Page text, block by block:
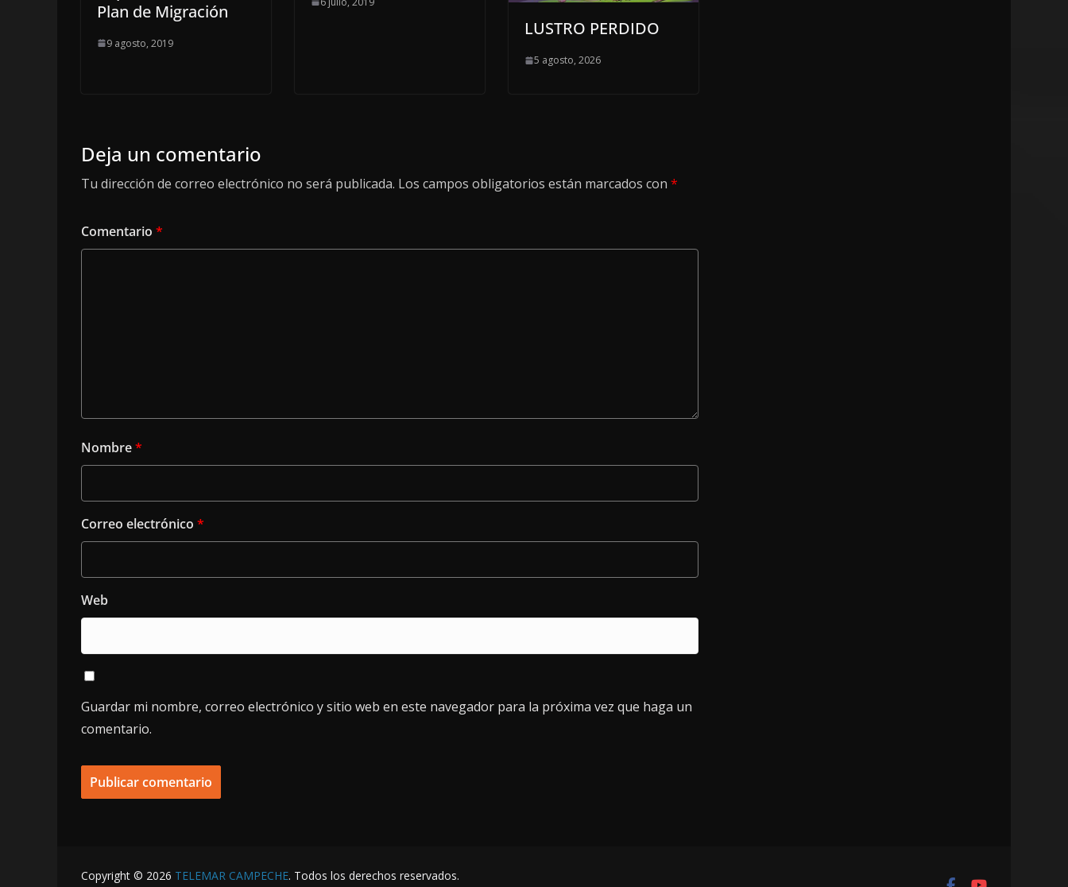
Plan de Migración
9 agosto, 2019
LUSTRO PERDIDO
5 agosto, 2026
Deja un comentario
Tu dirección de correo electrónico no será publicada. Los campos obligatorios están marcados con *
Comentario *
Nombre*
Correo electrónico *
Web
Guardar mi nombre, correo electrónico y sitio web en este navegador para la próxima vez que haga un
comentario.
Copyright © 2026 TELEMAR CAMPECHE. Todos los derechos reservados.